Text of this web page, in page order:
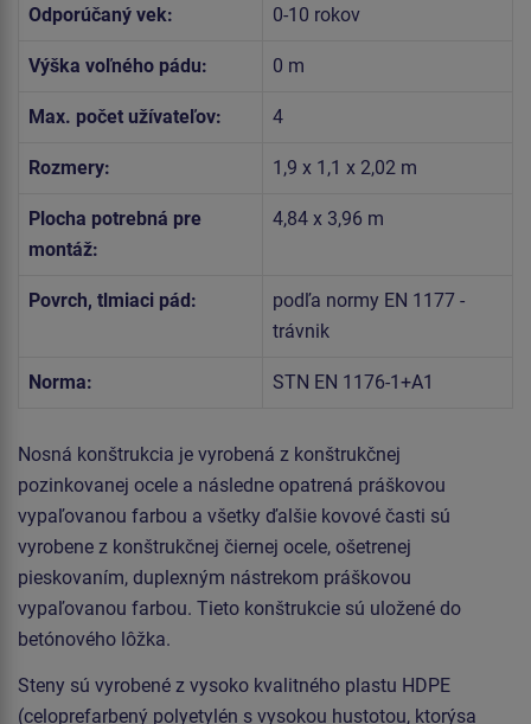
Odporúčaný vek: 0-10 rokov
Výška voľného pádu: 0 m
Max. počet užívateľov: 4
Rozmery: 1,9 x 1,1 x 2,02 m
Plocha potrebná pre
montáž:
4,84 x 3,96 m
Povrch, tlmiaci pád:
podľa normy EN 1177 -
trávnik
Norma: STN EN 1176-1+A1
Nosná konštrukcia je vyrobená z konštrukčnej
pozinkovanej ocele a následne opatrená práškovou
vypaľovanou farbou a všetky ďalšie kovové časti sú
vyrobene z konštrukčnej čiernej ocele, ošetrenej
pieskovaním, duplexným nástrekom práškovou
vypaľovanou farbou. Tieto konštrukcie sú uložené do
betónového lôžka.
Steny sú vyrobené z vysoko kvalitného plastu HDPE
(celoprefarbený polyetylén s vysokou hustotou, ktorýsa